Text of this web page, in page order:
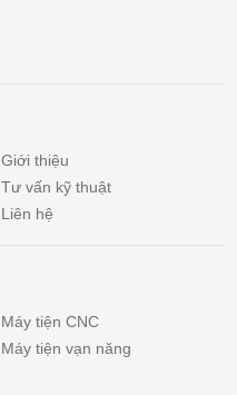
Giới thiệu
Tư vấn kỹ thuật
Liên hệ
Máy tiện CNC
Máy tiện vạn năng